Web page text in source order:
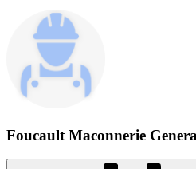
Foucault Maconnerie